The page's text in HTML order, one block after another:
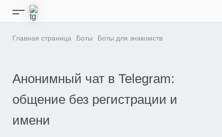
Перейти
содержимому
Кнопка
бокового
Главная страница Боты Боты для знакомств
Анонимный чат в Telegram:
общение без регистрации и
имени